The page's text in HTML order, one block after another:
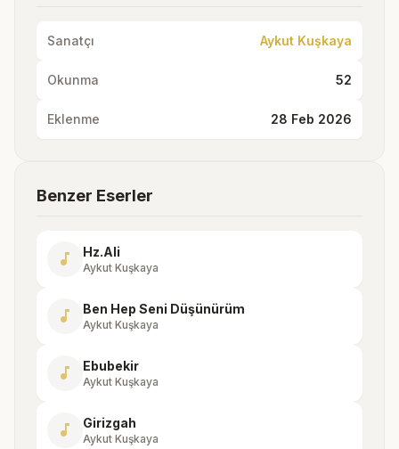
Sanatçı Aykut Kuşkaya
Okunma 52
Eklenme 28 Feb 2026
Benzer Eserler
music_note Hz.Ali
Aykut Kuşkaya
music_note Ben Hep Seni Düşünürüm
Aykut Kuşkaya
music_note Ebubekir
Aykut Kuşkaya
music_note Girizgah
Aykut Kuşkaya